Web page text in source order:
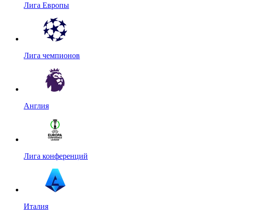
Лига Европы
Лига чемпионов
Англия
Лига конференций
Италия